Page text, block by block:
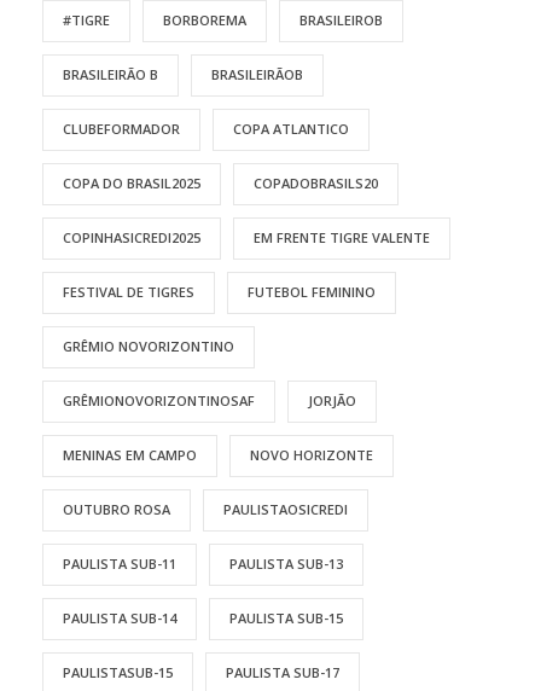
#TIGRE BORBOREMA BRASILEIROB
BRASILEIRÃO B BRASILEIRÃOB
CLUBEFORMADOR COPA ATLANTICO
COPA DO BRASIL2025 COPADOBRASILS20
COPINHASICREDI2025 EM FRENTE TIGRE VALENTE
FESTIVAL DE TIGRES FUTEBOL FEMININO
GRÊMIO NOVORIZONTINO
GRÊMIONOVORIZONTINOSAF JORJÃO
MENINAS EM CAMPO NOVO HORIZONTE
OUTUBRO ROSA PAULISTAOSICREDI
PAULISTA SUB-11 PAULISTA SUB-13
PAULISTA SUB-14 PAULISTA SUB-15
PAULISTASUB-15 PAULISTA SUB-17